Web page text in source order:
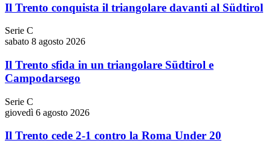
Il Trento conquista il triangolare davanti al Südtirol
Serie C
sabato 8 agosto 2026
Il Trento sfida in un triangolare Südtirol e
Campodarsego
Serie C
giovedì 6 agosto 2026
Il Trento cede 2-1 contro la Roma Under 20